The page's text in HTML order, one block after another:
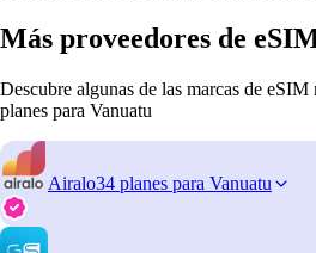
Más proveedores de
Descubre algunas de las marcas de eSIM
planes para Vanuatu
Airalo34 planes para Vanuatu